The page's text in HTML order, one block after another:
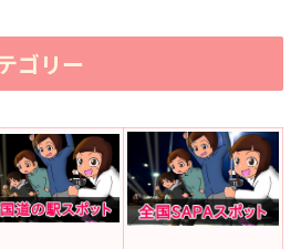
ゴリー